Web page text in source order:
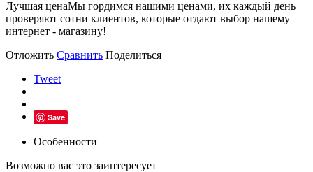
Лучшая ценаМы гордимся нашими ценами, их каждый день
проверяют сотни клиентов, которые отдают выбор нашему
интернет - магазину!
Отложить Сравнить Поделиться
Tweet
Save
Особенности
Возможно вас это заинтересует